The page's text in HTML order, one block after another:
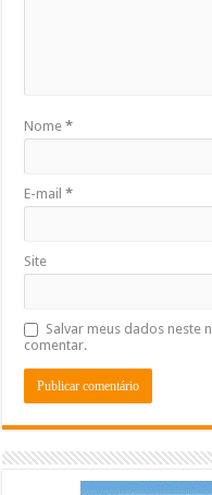
Nome*
E-mail*
Site
Salvar meus dados neste
comentar.